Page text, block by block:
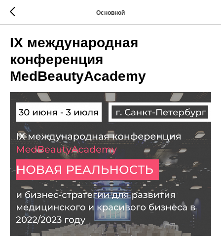
Основной
IХ международная
конференция
MedBeautyAcademy